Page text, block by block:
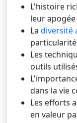
L'histoire
leur apogée
La diversité
Les
outils
dans la vie
Les efforts
en valeur